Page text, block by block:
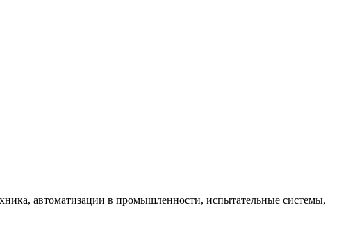
автоматизации в промышленности, испытательные системы,